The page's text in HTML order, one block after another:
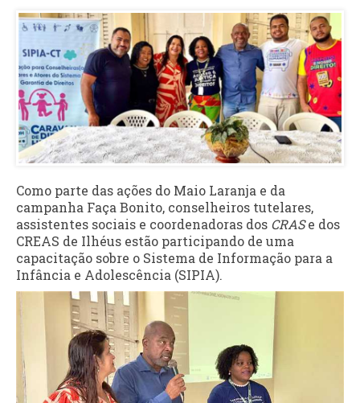
Como parte das ações do Maio Laranja e da
campanha Faça Bonito, conselheiros tutelares,
assistentes sociais e coordenadoras dos CRASe dos
CREAS de Ilhéus estão participando de uma
capacitação sobre o Sistema de Informação para a
Infância e Adolescência (SIPIA).